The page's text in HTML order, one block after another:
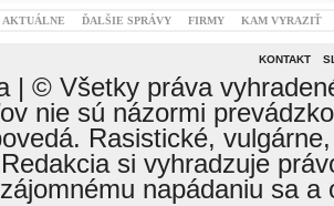
AKTUÁLNE ĎALŠIE SPRÁVY FIRMY KAM VYRAZIŤ
KONTAKT
| © Všetky práva
nie sú názormi
Rasistické,
si vyhradzuje
napádaniu sa